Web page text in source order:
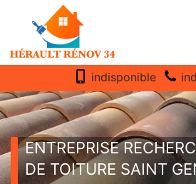
indisponible
ENTREPRISE
DE TOITURE SAINT